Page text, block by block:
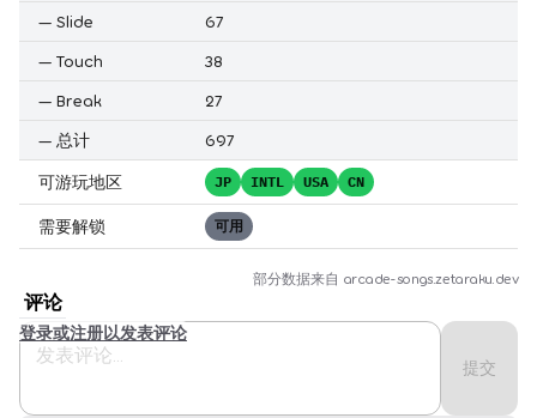
— Slide
67
— Touch
38
— Break
27
— 总计 697
可游玩地区 JP INTL USA CN
需要解锁 可用
部分数据来自 arcade-songs.zetaraku.dev
评论
提交
登录或注册以发表评论